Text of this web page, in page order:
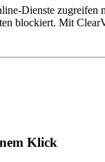
Dienste
blockiert. Mit
Klick